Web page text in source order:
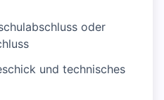
oder
und technisches